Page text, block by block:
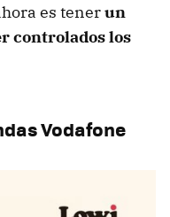
es tenerun
controlados los
Vodafone